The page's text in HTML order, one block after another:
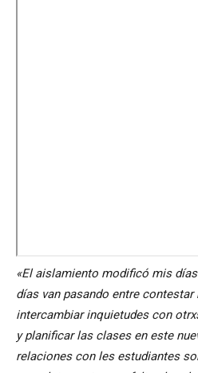
«El aislamiento modificó mis
días van pasando entre contestar
intercambiar inquietudes con
y planificar las clases en este
relaciones con les estudiantes